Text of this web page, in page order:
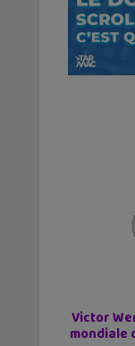
Victor
mondiale